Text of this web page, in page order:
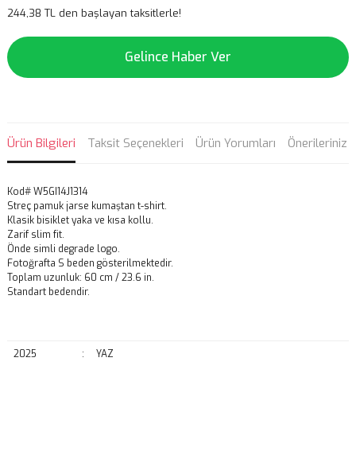
244,38 TL den başlayan taksitlerle!
Gelince Haber Ver
Ürün Bilgileri Taksit Seçenekleri Ürün Yorumları Önerileriniz
Kod# W5GI14J1314
Streç pamuk jarse kumaştan t-shirt.
Klasik bisiklet yaka ve kısa kollu.
Zarif slim fit.
Önde simli degrade logo.
Fotoğrafta S beden gösterilmektedir.
Toplam uzunluk: 60 cm / 23.6 in.
Standart bedendir.
2025 : YAZ